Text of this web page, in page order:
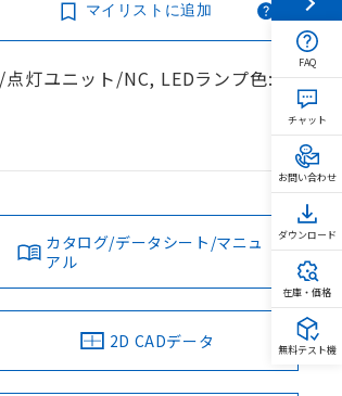
灯ユニット/NC, LEDランプ色:
マイリストに追加
カタログ/データシート/マニュ
アル
2D CADデータ
FAQ
チャット
お問い合わせ
ダウンロード
在庫・価格
無料テスト機